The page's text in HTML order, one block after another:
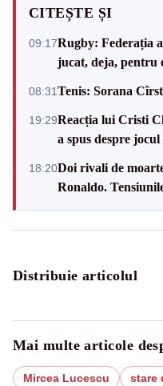
CITEȘTE ȘI
09:17Rugby: Federația
jucat, deja, pentru
08:31Tenis: Sorana
19:29Reacția lui Cristi
a spus despre jocul
18:20Doi rivali de
Ronaldo.
Distribuie articolul
Mai multe articole
Mircea Lucescu stare